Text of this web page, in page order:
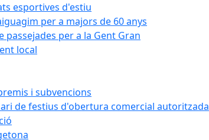
esportives d'estiu
per a majors de 60 anys
passejades per a la Gent Gran
local
i subvencions
de festius d'obertura comercial autoritzada